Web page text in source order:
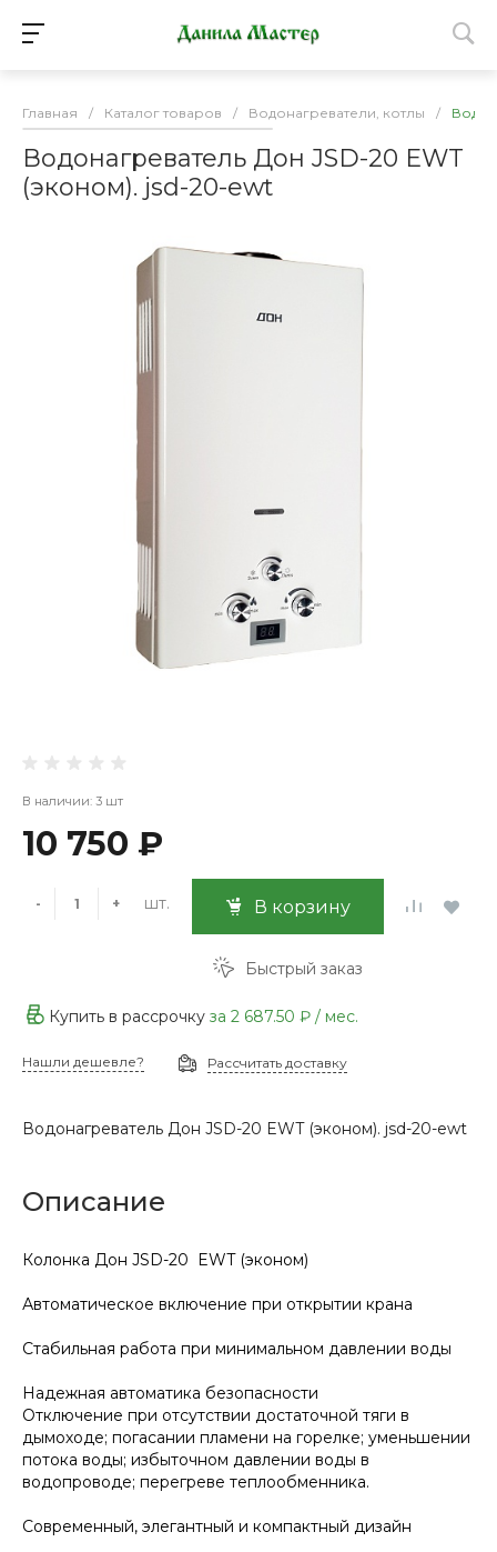
Главная / Каталог товаров / Водонагреватели, котлы /
Водонагреватель Дон JSD-20 EWT
(эконом). jsd-20-ewt
В наличии: 3 шт
10 750 ₽
- + шт. В корзину
Быстрый заказ
Купить в рассрочку за 2 687.50 ₽ / мес.
Нашли дешевле? Рассчитать доставку
Водонагреватель Дон JSD-20 EWT (эконом). jsd-20-ewt
Описание
Колонка Дон JSD-20 EWT (эконом)
Автоматическое включение при открытии крана
Стабильная работа при минимальном давлении воды
Надежная автоматика безопасности
Отключение при отсутствии достаточной тяги в
дымоходе; погасании пламени на горелке; уменьшении
потока воды; избыточном давлении воды в
водопроводе; перегреве теплообменника.
Современный, элегантный и компактный дизайн